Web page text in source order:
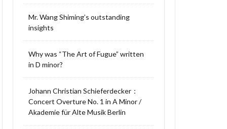
Mr. Wang Shiming’s outstanding
insights
Why was “The Art of Fugue” written
in D minor?
Johann Christian Schieferdecker：
Concert Overture No. 1 in A Minor /
Akademie für Alte Musik Berlin